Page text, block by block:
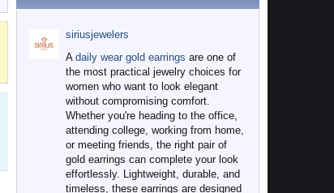
siriusjewelers
A daily wear gold earrings are one of
the most practical jewelry choices for
women who want to look elegant
without compromising comfort.
Whether you're heading to the office,
attending college, working from home,
or meeting friends, the right pair of
gold earrings can complete your look
effortlessly. Lightweight, durable, and
timeless, these earrings are designed